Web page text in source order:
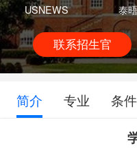
USNEWS 泰
联系招生官
简介 专业 条件